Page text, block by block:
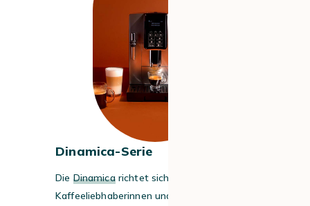
Dinamica-Serie
Die Dinamicarichtet sich an
Kaffeeliebhaberinnen und -liebhaber, die